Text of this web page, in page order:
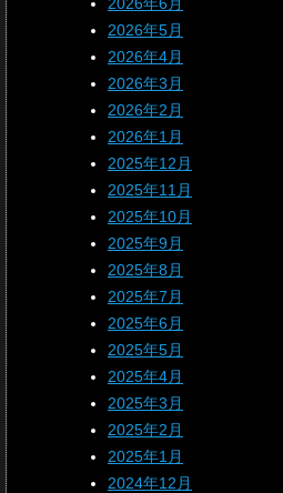
2026年5月
2026年4月
2026年3月
2026年2月
2026年1月
2025年12月
2025年11月
2025年10月
2025年9月
2025年8月
2025年7月
2025年6月
2025年5月
2025年4月
2025年3月
2025年2月
2025年1月
2024年12月